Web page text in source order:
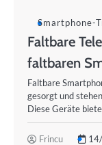
Smartphone-
Faltbare
faltbaren
Faltbare
gesorgt und
Diese Geräte
Frincu